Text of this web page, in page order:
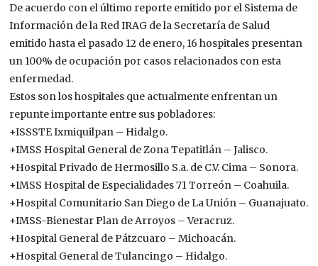
De acuerdo con el último reporte emitido por el Sistema de
Información de la Red IRAG de la Secretaría de Salud
emitido hasta el pasado 12 de enero, 16 hospitales presentan
un 100% de ocupación por casos relacionados con esta
enfermedad.
Estos son los hospitales que actualmente enfrentan un
repunte importante entre sus pobladores:
+ISSSTE Ixmiquilpan – Hidalgo.
+IMSS Hospital General de Zona Tepatitlán – Jalisco.
+Hospital Privado de Hermosillo S.a. de C.V. Cima – Sonora.
+IMSS Hospital de Especialidades 71 Torreón – Coahuila.
+Hospital Comunitario San Diego de La Unión – Guanajuato.
+IMSS-Bienestar Plan de Arroyos – Veracruz.
+Hospital General de Pátzcuaro – Michoacán.
+Hospital General de Tulancingo – Hidalgo.